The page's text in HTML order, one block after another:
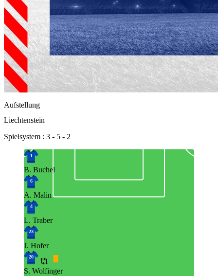
Aufstellung
Liechtenstein
Spielsystem : 3 - 5 - 2
1
B. Buchel
6
A. Malin
4
L. Traber
23
J. Hofer
20
S. Wolfinger